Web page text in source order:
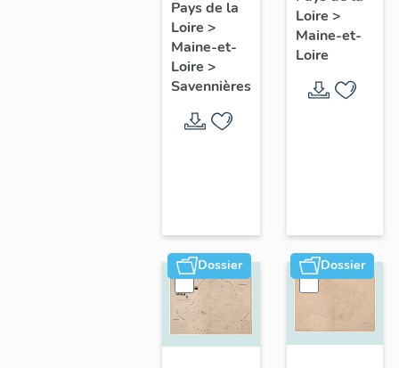
:
présentation
de la
commune
Pays de la
Loire >
Maine-et-
Loire >
Savennières
Loire :
d'étude
Loire >
Maine-et-
Loire
Dossier Dossier